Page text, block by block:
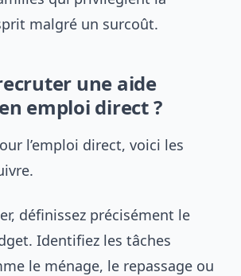
malgré un surcoût.
une aide
emploi direct ?
l’emploi direct, voici les
définissez précisément le
Identifiez les tâches
le ménage, le repassage ou